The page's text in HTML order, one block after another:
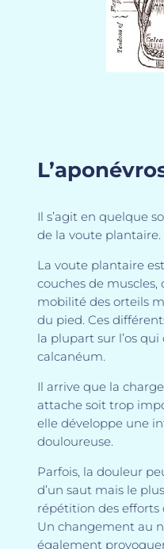
Il s’agit en quelque
de la voute plantaire.
La voute plantaire
couches de muscles,
mobilité des orteils
du pied. Ces
la plupart sur l’os
calcanéum.
Il arrive que la
attache soit trop
elle développe une
douloureuse.
Parfois, la douleur
d’un saut mais le
répétition des efforts
Un changement au
également